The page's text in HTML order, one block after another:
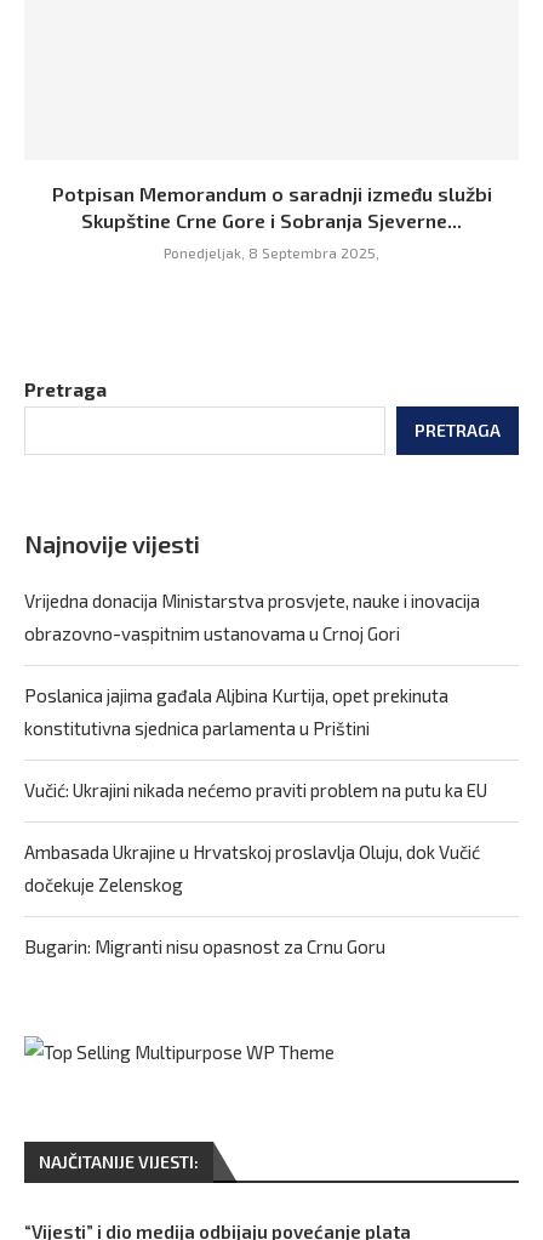
Potpisan Memorandum o saradnji između službi
Skupštine Crne Gore i Sobranja Sjeverne...
Ponedjeljak, 8 Septembra 2025,
Pretraga
PRETRAGA
Najnovije vijesti
Vrijedna donacija Ministarstva prosvjete, nauke i inovacija
obrazovno-vaspitnim ustanovama u Crnoj Gori
Poslanica jajima gađala Aljbina Kurtija, opet prekinuta
konstitutivna sjednica parlamenta u Prištini
Vučić: Ukrajini nikada nećemo praviti problem na putu ka EU
Ambasada Ukrajine u Hrvatskoj proslavlja Oluju, dok Vučić
dočekuje Zelenskog
Bugarin: Migranti nisu opasnost za Crnu Goru
NAJČITANIJE VIJESTI:
“Vijesti” i dio medija odbijaju povećanje plata